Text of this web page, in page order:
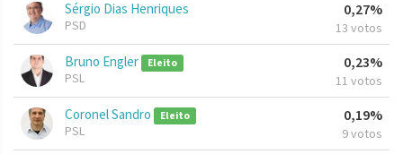
Sérgio Dias Henriques
PSD
0,27%
13 votos
Bruno Engler Eleito
PSL
0,23%
11 votos
Coronel Sandro Eleito
PSL
0,19%
9 votos